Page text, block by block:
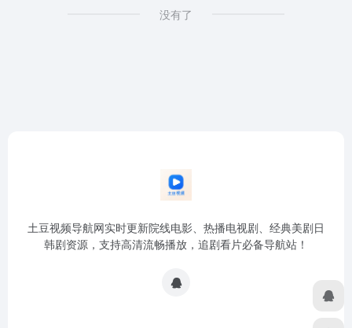
没有了
土豆视频导航网实时更新院线电影、热播电视剧、经典美剧日
韩剧资源，支持高清流畅播放，追剧看片必备导航站！